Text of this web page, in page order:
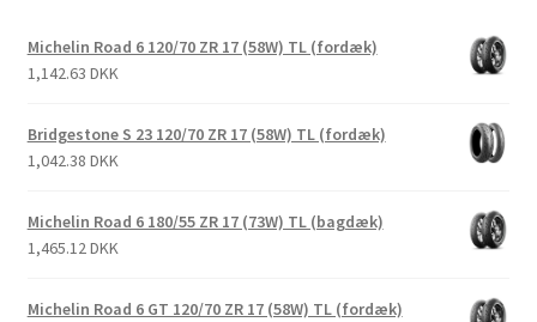
Michelin Road 6 120/70 ZR 17 (58W) TL (fordæk)
1,142.63 DKK
Bridgestone S 23 120/70 ZR 17 (58W) TL (fordæk)
1,042.38 DKK
Michelin Road 6 180/55 ZR 17 (73W) TL (bagdæk)
1,465.12 DKK
Michelin Road 6 GT 120/70 ZR 17 (58W) TL (fordæk)